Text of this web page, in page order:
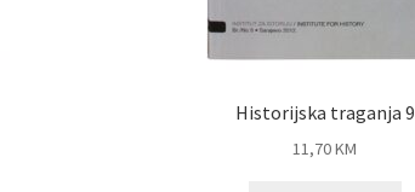
Historijska traganja 9
11,70KM